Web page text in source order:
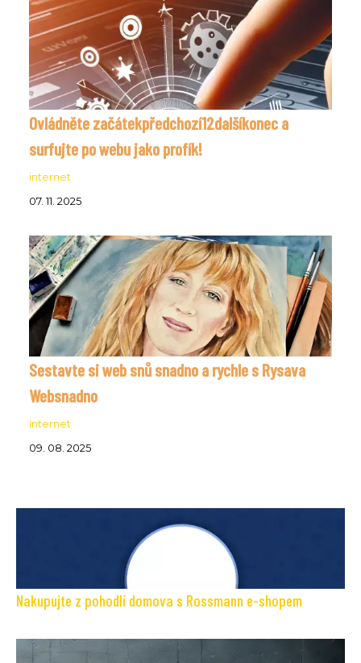
Ovládněte začátekpředchozí12dalšíkonec a
surfujte po webu jako profík!
internet
07. 11. 2025
Sestavte si web snů snadno a rychle s Rysava
Websnadno
internet
09. 08. 2025
Nakupujte z pohodlí domova s Rossmann e-shopem